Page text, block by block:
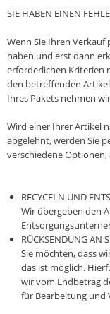
SIE HABEN EINEN
Wenn Sie Ihren Verkauf
haben und erst dann
erforderlichen Kriterien
den betreffenden
Ihres Pakets nehmen
Wird einer Ihrer Artikel
abgelehnt, werden Sie
verschiedene
RECYCELN UND
Wir übergeben den
RÜCKSENDUNG AN
Sie möchten, dass
das ist möglich.
wir vom Endbetrag
für Bearbeitung und